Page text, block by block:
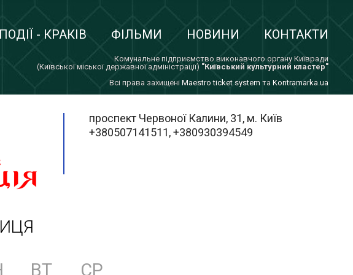
ПОДІЇ - КРАКІВ ФІЛЬМИ НОВИНИ КОНТАКТИ
Комунальне підприємство виконавчого органу Київради
(Київської міської державної адміністрації) "Київський культурний кластер"
Всi права захищенi Maestro ticket system та Kontramarka.ua
проспект Червоної Калини, 31, м. Київ
+380507141511, +380930394549
ВТ СР